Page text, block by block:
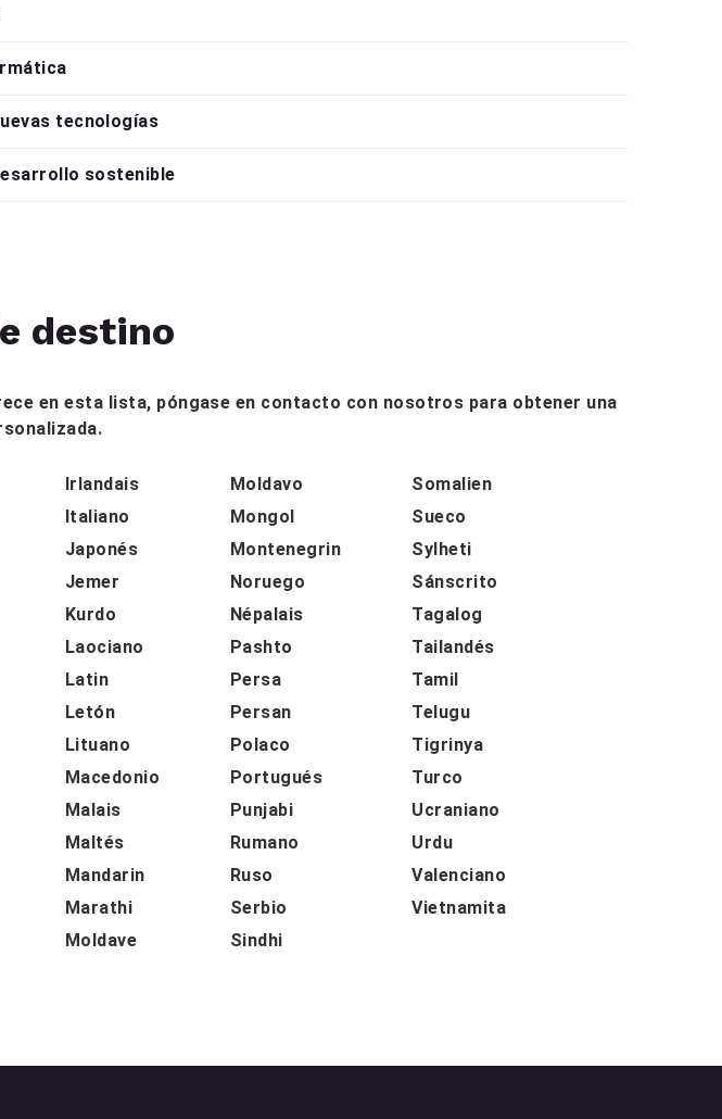
tecnologías
sostenible
destino
en esta lista, póngase en contacto con nosotros para obtener una
Irlandais
Italiano
Japonés
Jemer
Kurdo
Laociano
Latin
Letón
Lituano
Macedonio
Malais
Maltés
Mandarin
Marathi
Moldave
Moldavo
Mongol
Montenegrin
Noruego
Népalais
Pashto
Persa
Persan
Polaco
Portugués
Punjabi
Rumano
Ruso
Serbio
Sindhi
Somalien
Sueco
Sylheti
Sánscrito
Tagalog
Tailandés
Tamil
Telugu
Tigrinya
Turco
Ucraniano
Urdu
Valenciano
Vietnamita